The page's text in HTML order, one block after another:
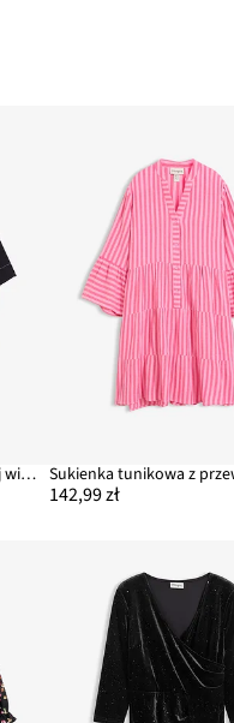
Sukienka tunikowa z miękkiej wiskozy
142,99 zł